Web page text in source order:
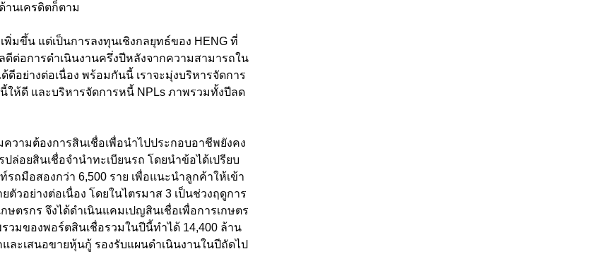
านเครดิตก็ตาม
พิ่มขึ้น แต่เป็นการลงทุนเชิงกลยุทธ์ของ HENG ที่
ต่อการดำเนินงานครึ่งปีหลังจากความสามารถใน
อย่างต่อเนื่อง พร้อมกันนี้ เราจะมุ่งบริหารจัดการ
ห้ดี และบริหารจัดการหนี้ NPLs ภาพรวมทั้งปีลด
วามต้องการสินเชื่อเพื่อนำไปประกอบอาชีพยังคง
ล่อยสินเชื่อจำนำทะเบียนรถ โดยนำข้อได้เปรียบ
ถมือสองกว่า 6,500 ราย เพื่อแนะนำลูกค้าให้เข้า
ตัวอย่างต่อเนื่อง โดยในไตรมาส 3 เป็นช่วงฤดูการ
ตรกร จึงได้ดำเนินแคมเปญสินเชื่อเพื่อการเกษตร
วมของพอร์ตสินเชื่อรวมในปีนี้ทำได้ 14,400 ล้าน
ะเสนอขายหุ้นกู้ รองรับแผนดำเนินงานในปีถัดไป